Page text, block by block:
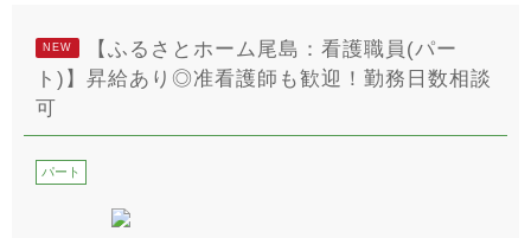
NEW
【ふるさとホーム尾島：看護職員(パー
ト)】昇給あり◎准看護師も歓迎！勤務日数相談
可
パート